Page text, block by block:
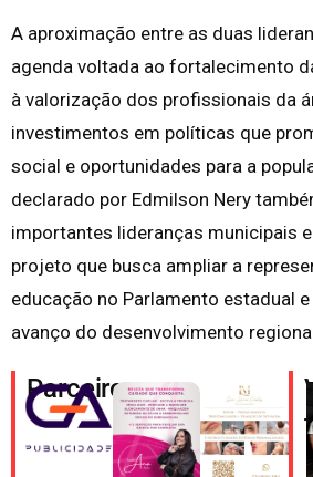
A aproximação entre as duas
agenda voltada ao fortalecimento
à valorização dos profissionais da
investimentos em políticas que
social e oportunidades para a
declarado por Edmilson Nery
importantes lideranças municipais
projeto que busca ampliar a
educação no Parlamento estadual
avanço do desenvolvimento
Parceiros